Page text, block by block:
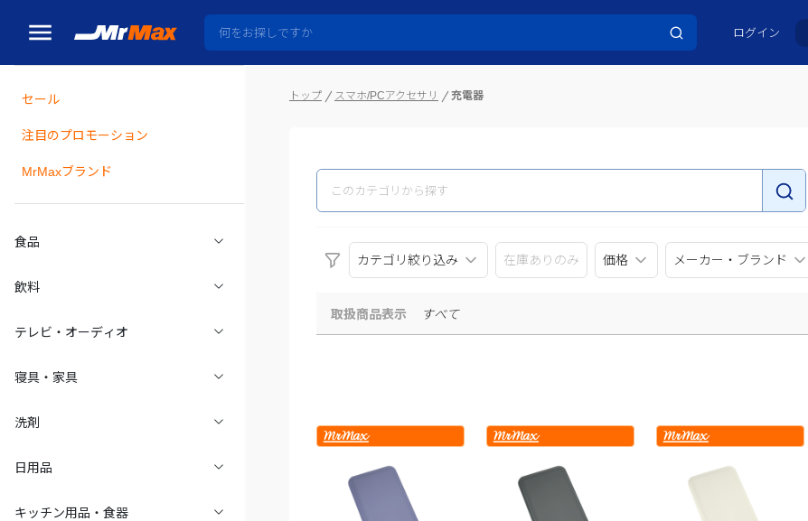
ログイン
セール
注目のプロモーション
MrMaxブランド
食品
飲料
テレビ・オーディオ
寝具・家具
洗剤
日用品
キッチン用品・食器
トップ スマホ/PCアクセサリ 充電器
カテゴリ絞り込み 在庫ありのみ 価格 メーカー・ブランド
取扱商品表示 すべて